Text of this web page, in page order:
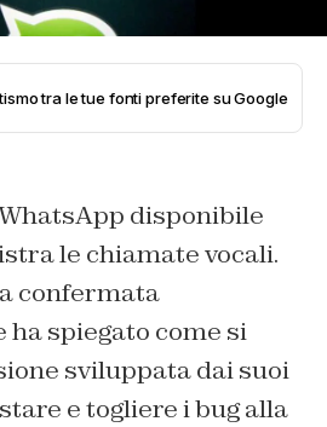
tra le tue fonti preferite su Google
disponibile
le chiamate vocali.
confermata
ha spiegato come si
sviluppata dai suoi
e togliere i bug alla